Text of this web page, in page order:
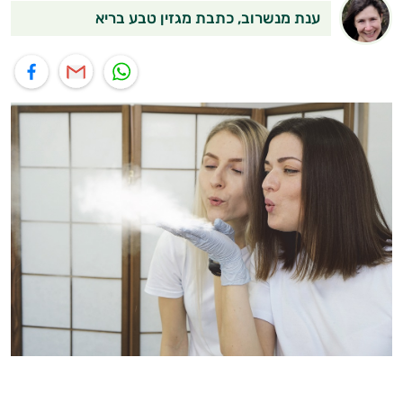
ענת מנשרוב, כתבת מגזין טבע בריא